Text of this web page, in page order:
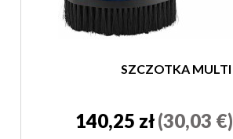
SZCZOTKA MULTI
140,25 zł(30,03 €)